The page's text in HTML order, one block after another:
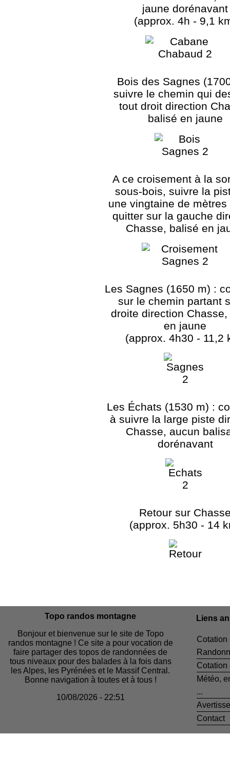
jaune dorénavant
(approx. 4h - 9,1
Bois des Sagnes
suivre le chemin qui
tout droit direction
balisé en jaune
A ce croisement à la
sous-bois, suivre la
une vingtaine de mètres
quitter sur la gauche
Chasse, balisé en
Les Sagnes (1650 m) :
sur le chemin partant
droite direction
en jaune
(approx. 4h30 - 11,2
Les Échats (1530 m) :
à suivre la large piste
Chasse, aucun
dorénavant
Retour sur
(approx. 5h30 - 14
Topo randos montagne
Bonjour et bienvenue sur le site de Topo
randos montagne ! Ce site a pour vocation de
faire partager des topos de randonnées de
tous niveaux pour des balades à la fois dans
les Alpes, les Pyrénées et le Massif Central.
Bonne navigation à toutes et à tous !
10/08/2026 - 22:51
Liens
Cotation
Cotation
Météo,
...
Contact